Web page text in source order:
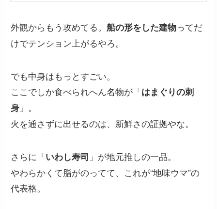
外観からもう攻めてる。船の形をした建物ってだ
けでテンション上がるやろ。
でも中身はもっとすごい。
ここでしか食べられへん名物が「はまぐりの刺
身 」。
火を通さずに出せるのは、新鮮さの証拠やな。
さらに「いわし寿司 」が地元推しの一品。
やわらかくて脂がのってて、これが“地味ウマ”の
代表格。